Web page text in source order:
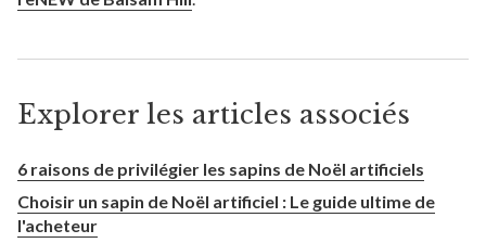
Explorer les articles associés
6 raisons de privilégier les sapins de Noël artificiels
Choisir un sapin de Noël artificiel : Le guide ultime de
l'acheteur